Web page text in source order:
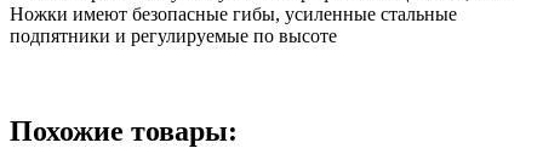
Ножки имеют безопасные гибы, усиленные стальные
подпятники и регулируемые по высоте
Похожие товары: